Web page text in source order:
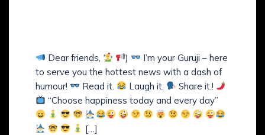
Dear friends, )
I’m your Guruji – here
to serve you the hottest news with a dash of
humour!
Read it. Laugh it.
Share it.!
“Choose happiness today and every day”
[…]